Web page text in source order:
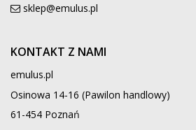
sklep@emulus.pl
KONTAKT Z NAMI
emulus.pl
Osinowa 14-16 (Pawilon handlowy)
61-454 Poznań